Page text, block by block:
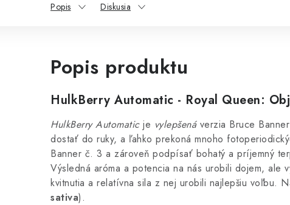
Popis Diskusia
Popis produktu
HulkBerry Automatic - Royal Queen:
HulkBerry Automaticje vylepšenáverzia Bruce
dostať do ruky, a ľahko prekoná mnoho
Banner č. 3 a zároveň podpísať bohatý a príjemný
Výsledná aróma a potencia na nás urobili dojem, ale
kvitnutia a relatívna sila z nej urobili najlepšiu voľbu.
sativa).